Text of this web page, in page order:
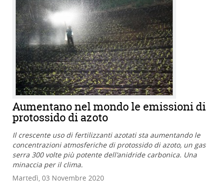
Aumentano nel mondo le emissioni di
protossido di azoto
Il crescente uso di fertilizzanti azotati sta aumentando le
concentrazioni atmosferiche di protossido di azoto, un gas
serra 300 volte più potente dell'anidride carbonica. Una
minaccia per il clima.
Martedì, 03 Novembre 2020